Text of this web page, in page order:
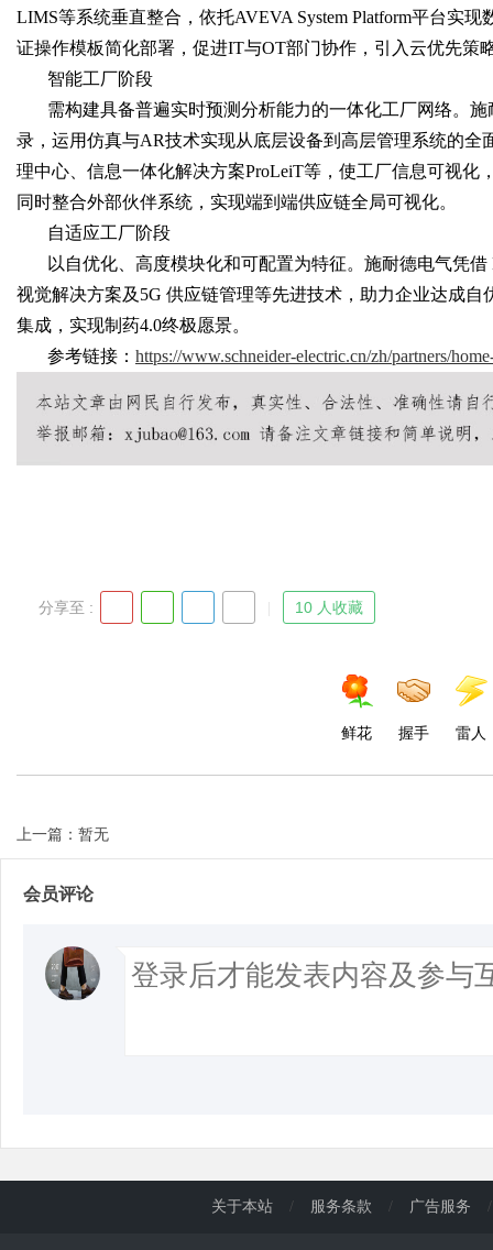
d
LIMS等系统垂直整合，依托AVEVA System Platform平台实
证操作模板简化部署，促进IT与OT部门协作，引入云优先策
智能工厂阶段
需构建具备普遍实时预测分析能力的一体化工厂网络。
录，运用仿真与AR技术实现从底层设备到高层管理系统的全
理中心、信息一体化解决方案ProLeiT等，使工厂信息可视化
同时整合外部伙伴系统，实现端到端供应链全局可视化。
自适应工厂阶段
以自优化、高度模块化和可配置为特征。施耐德电气凭借
视觉解决方案及5G 供应链管理等先进技术，助力企业达成
集成，实现制药4.0终极愿景。
参考链接： https://www.schneider-electric.cn/zh/partners/
分享至 : 10 人收藏
鲜花 握手 雷人
上一篇：暂无
会员评论
关于本站 / 服务条款 / 广告服务 /